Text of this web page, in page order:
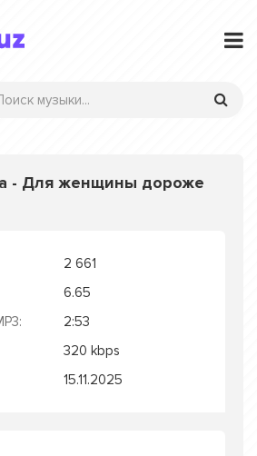
- Для женщины дороже
2 661
6.65
2:53
320 kbps
15.11.2025